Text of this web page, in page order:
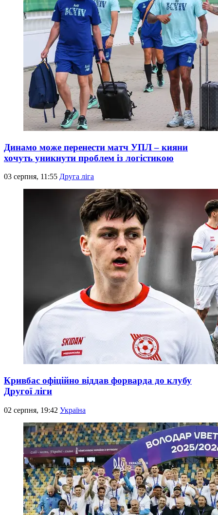
Динамо може перенести матч УПЛ – кияни
хочуть уникнути проблем із логістикою
03 серпня, 11:55 Друга ліга
Кривбас офіційно віддав форварда до клубу
Другої ліги
02 серпня, 19:42 Україна